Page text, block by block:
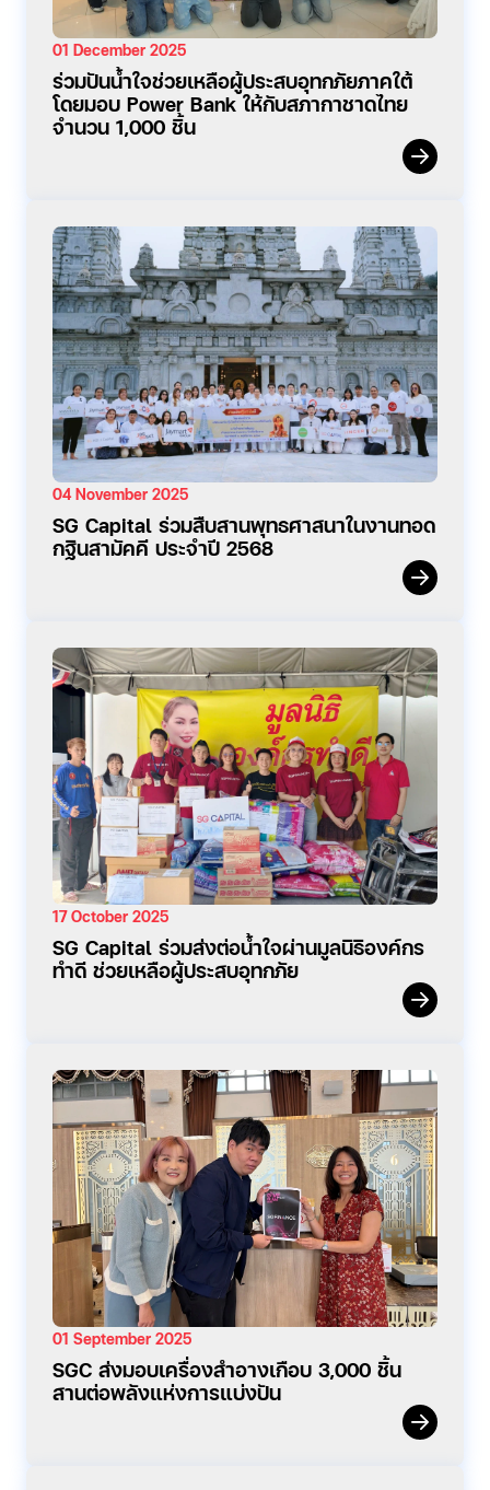
01 December 2025
ร่วมปันน้ำใจช่วยเหลือผู้ประสบอุทกภัยภาคใต้
โดยมอบ Power Bank ให้กับสภากาชาดไทย
จำนวน 1,000 ชิ้น
04 November 2025
SG Capital ร่วมสืบสานพุทธศาสนาในงานทอด
กฐินสามัคคี ประจำปี 2568
17 October 2025
SG Capital ร่วมส่งต่อน้ำใจผ่านมูลนิธิองค์กร
ทำดี ช่วยเหลือผู้ประสบอุทกภัย
01 September 2025
SGC ส่งมอบเครื่องสำอางเกือบ 3,000 ชิ้น
สานต่อพลังแห่งการแบ่งปัน